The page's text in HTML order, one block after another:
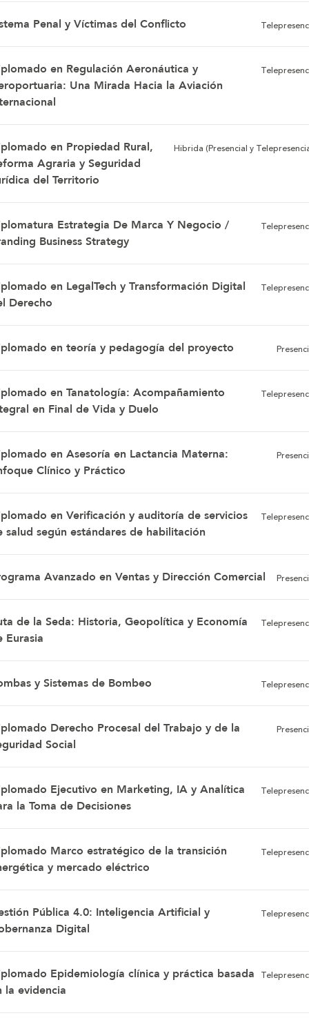
Penal y Víctimas del Conflicto
en Regulación Aeronáutica y
Una Mirada Hacia la Aviación
Hibrida (Presencial y
en Propiedad Rural,
Agraria y Seguridad
del Territorio
Estrategia De Marca Y Negocio /
Business Strategy
en LegalTech y Transformación Digital
Derecho
en teoría y pedagogía del proyecto
en Tanatología: Acompañamiento
en Final de Vida y Duelo
en Asesoría en Lactancia Materna:
Clínico y Práctico
en Verificación y auditoría de servicios
salud según estándares de habilitación
Avanzado en Ventas y Dirección Comercial
de la Seda: Historia, Geopolítica y Economía
Eurasia
y Sistemas de Bombeo
Derecho Procesal del Trabajo y de la
Social
Ejecutivo en Marketing, IA y Analítica
la Toma de Decisiones
Marco estratégico de la transición
y mercado eléctrico
Pública 4.0: Inteligencia Artificial y
Digital
Epidemiología clínica y práctica basada
la evidencia